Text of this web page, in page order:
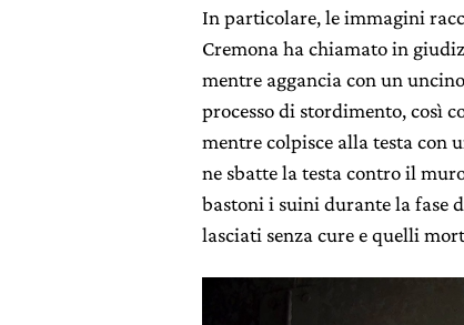
In particolare, le immagini
Cremona ha chiamato in
mentre aggancia con un
processo di stordimento, così
mentre colpisce alla testa con
ne sbatte la testa contro il
bastoni i suini durante la fase
lasciati senza cure e quelli